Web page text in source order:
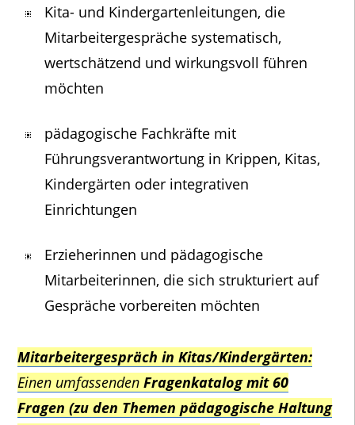
Kita- und Kindergartenleitungen, die
Mitarbeitergespräche systematisch,
wertschätzend und wirkungsvoll führen
möchten
pädagogische Fachkräfte mit
Führungsverantwortung in Krippen, Kitas,
Kindergärten oder integrativen
Einrichtungen
Erzieherinnen und pädagogische
Mitarbeiterinnen, die sich strukturiert auf
Gespräche vorbereiten möchten
Mitarbeitergespräch in Kitas/Kindergärten:
Einen umfassenden Fragenkatalog mit 60
Fragen (zu den Themen pädagogische Haltung